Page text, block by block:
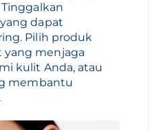
dapat
Pilih produk
menjaga
kulit Anda, atau
membantu